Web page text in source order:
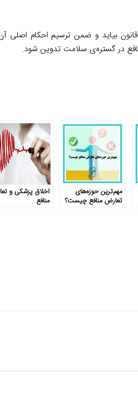
بیاید و ضمن ترسیم احکام اصلی
در گستره‌ی سلامت تدوین شود.
مهم‌ترین حوزه‌های
تعارض منافع چیست؟
اخلاق پزشکی و
منافع